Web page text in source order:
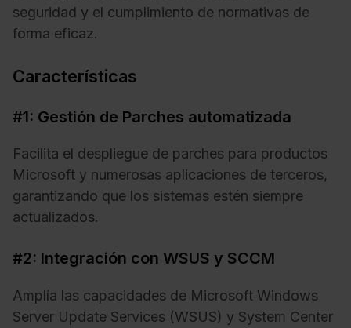
seguridad y el cumplimiento de normativas de
forma eficaz.
Características
#1: Gestión de Parches automatizada
Facilita el despliegue de parches para productos
Microsoft y numerosas aplicaciones de terceros,
garantizando que los sistemas estén siempre
actualizados.
#2: Integración con WSUS y SCCM
Amplía las capacidades de Microsoft Windows
Server Update Services (WSUS) y System Center